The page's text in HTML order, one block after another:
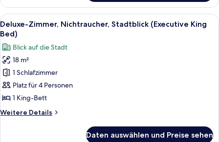
Zimmer,
Nichtraucher,
Stadtblick
(Deluxe
Room)
Alle
Fotos
für
Deluxe-
Zimmer,
Nichtraucher,
Stadtblick
(Executive
King
Bed)
Ein Hotelzimmer mit zwei Betten,
12
Deluxe-Zimmer, Nichtraucher, Stadtblick (Executive King
Bed)
Blick auf die Stadt
18 m²
1 Schlafzimmer
Platz für 4 Personen
1 King-Bett
Weitere Details
Weitere
Daten auswählen und Preise sehen